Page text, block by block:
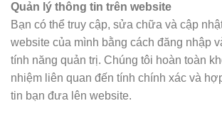
Quản lý thông tin trên website
Bạn có thể truy cập, sửa chữa và cập
website của mình bằng cách đăng nhập
tính năng quản trị. Chúng tôi hoàn toàn
nhiệm liên quan đến tính chính xác và
tin bạn đưa lên website.